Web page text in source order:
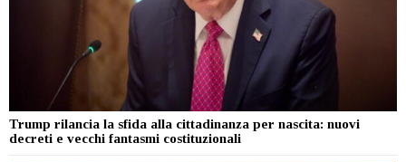
Trump rilancia la sfida alla cittadinanza per nascita: nuovi
decreti e vecchi fantasmi costituzionali